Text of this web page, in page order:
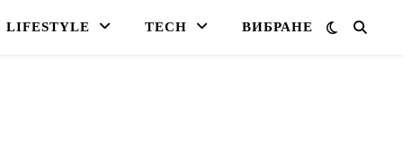
LIFESTYLE TECH ВИБРАНЕ